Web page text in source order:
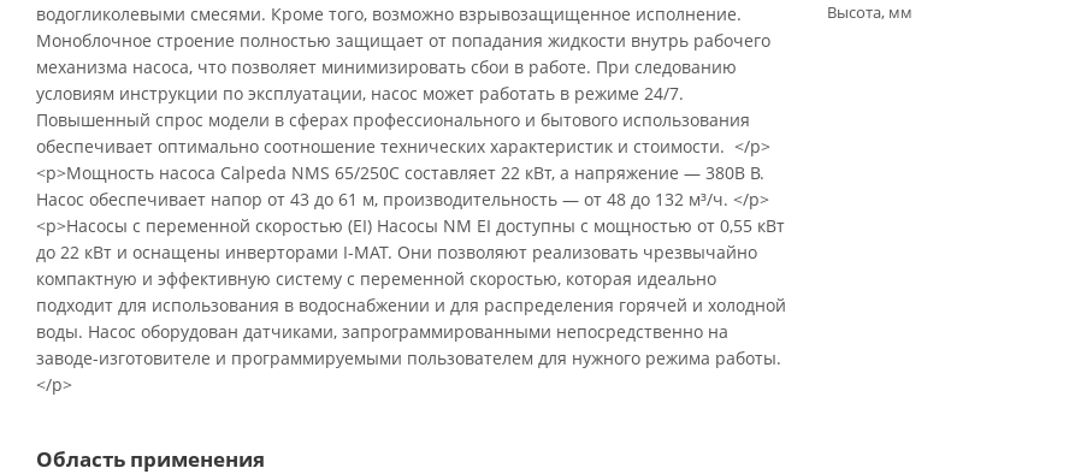
водогликолевыми смесями. Кроме того, возможно взрывозащищенное исполнение.
Моноблочное строение полностью защищает от попадания жидкости внутрь рабочего
механизма насоса, что позволяет минимизировать сбои в работе. При следованию
условиям инструкции по эксплуатации, насос может работать в режиме 24/7.
Повышенный спрос модели в сферах профессионального и бытового использования
обеспечивает оптимально соотношение технических характеристик и стоимости. </p>
<p>Мощность насоса Calpeda NMS 65/250C составляет 22 кВт, а напряжение — 380В В.
Насос обеспечивает напор от 43 до 61 м, производительность — от 48 до 132 м³/ч. </p>
<p>Насосы с переменной скоростью (EI) Насосы NM EI доступны с мощностью от 0,55 кВт
до 22 кВт и оснащены инверторами I-MAT. Они позволяют реализовать чрезвычайно
компактную и эффективную систему с переменной скоростью, которая идеально
подходит для использования в водоснабжении и для распределения горячей и холодной
воды. Насос оборудован датчиками, запрограммированными непосредственно на
заводе-изготовителе и программируемыми пользователем для нужного режима работы.
</p>
Область применения
Высота, мм